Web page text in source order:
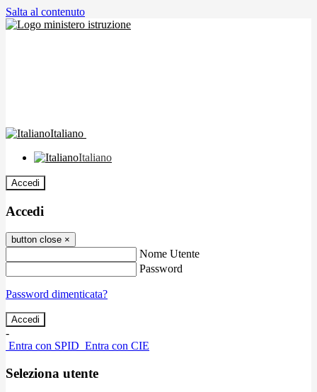
Salta al contenuto
Italiano
Italiano
Accedi
Accedi
button close ×
Nome Utente
Password
Password dimenticata?
-
Entra con SPID Entra con CIE
Seleziona utente